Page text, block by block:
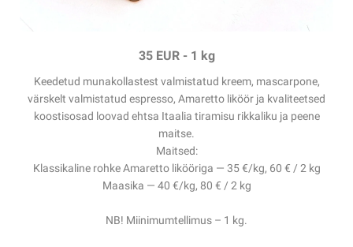
35 EUR- 1 kg
Keedetud munakollastest valmistatud kreem, mascarpone,
värskelt valmistatud espresso, Amaretto liköör ja kvaliteetsed
koostisosad loovad ehtsa Itaalia tiramisu rikkaliku ja peene
maitse.
Maitsed:
Klassikaline rohke Amaretto likööriga — 35 €/kg, 60 € / 2 kg
Maasika — 40 €/kg, 80 € / 2 kg
NB! Miinimumtellimus – 1 kg.